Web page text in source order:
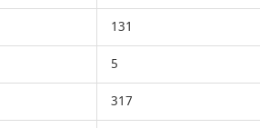
131
5
317